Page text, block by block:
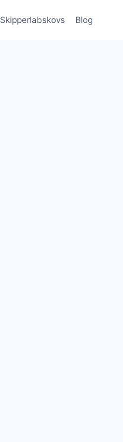
Skipperlabskovs Blog